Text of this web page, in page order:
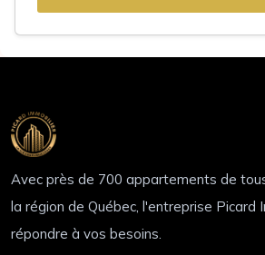
Avec près de 700 appartements de
la région de Québec, l'entreprise Picard
répondre à vos besoins.